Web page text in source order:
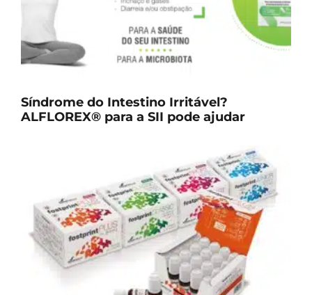
Síndrome do Intestino Irritável?
ALFLOREX® para a SII pode ajudar